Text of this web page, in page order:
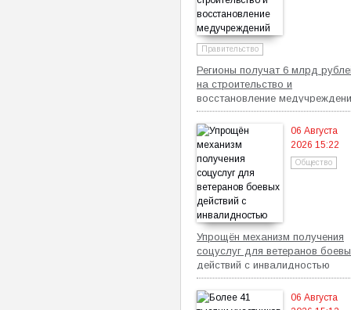
Правительство
Регионы получат 6 млрд
на строительство и
восстановление
06 Августа
2026 15:22
Общество
Упрощён механизм получения
соцуслуг для ветеранов
действий с инвалидностью
06 Августа